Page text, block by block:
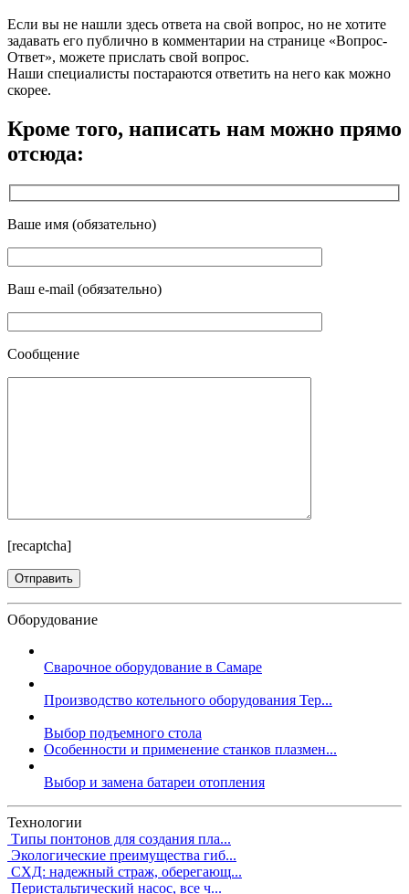
Если вы не нашли здесь ответа на свой вопрос, но не хотите
задавать его публично в комментарии на странице «Вопрос-
Ответ», можете прислать свой вопрос.
Наши специалисты постараются ответить на него как можно
скорее.
Кроме того, написать нам можно прямо
отсюда:
Ваше имя (обязательно)
Ваш e-mail (обязательно)
Сообщение
[recaptcha]
Оборудование
Сварочное оборудование в Самаре
Производство котельного оборудования Тер...
Выбор подъемного стола
Особенности и применение станков плазмен...
Выбор и замена батареи отопления
Технологии
Типы понтонов для создания пла...
Экологические преимущества гиб...
СХД: надежный страж, оберегающ...
Перистальтический насос, все ч...